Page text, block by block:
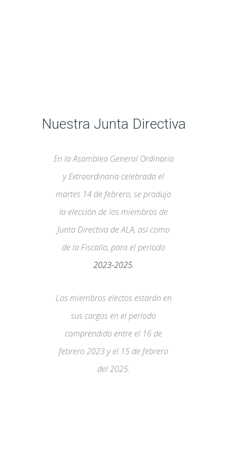
Nuestra Junta Directiva
En la Asamblea General Ordinaria
y Extraordinaria celebrada el
martes 14 de febrero, se produjo
la elección de los miembros de
Junta Directiva de ALA, así como
de la Fiscalía, para el período
2023-2025.
Los miembros electos estarán en
sus cargos en el período
comprendido entre el 16 de
febrero 2023 y el 15 de febrero
del 2025.